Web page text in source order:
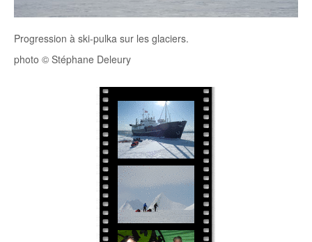
Progression à ski-pulka sur les glaciers.
photo © Stéphane Deleury